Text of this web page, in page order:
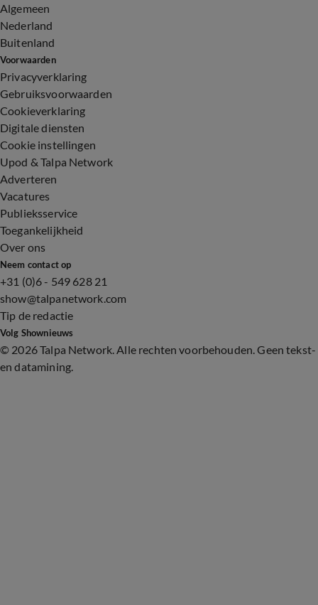
Algemeen
Nederland
Buitenland
Voorwaarden
Privacyverklaring
Gebruiksvoorwaarden
Cookieverklaring
Digitale diensten
Cookie instellingen
Upod & Talpa Network
Adverteren
Vacatures
Publieksservice
Toegankelijkheid
Over ons
Neem contact op
+31 (0)6 - 549 628 21
show@talpanetwork.com
Tip de redactie
Volg Shownieuws
© 2026 Talpa Network. Alle rechten voorbehouden. Geen tekst-
en datamining.